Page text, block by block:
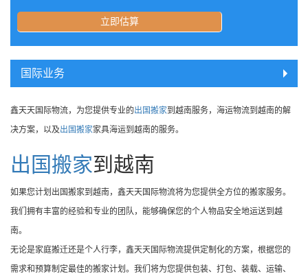
立即估算
国际业务
鑫天天国际物流，为您提供专业的出国搬家到越南服务，海运物流到越南的解
决方案，以及出国搬家家具海运到越南的服务。
出国搬家到越南
如果您计划出国搬家到越南，鑫天天国际物流将为您提供全方位的搬家服务。
我们拥有丰富的经验和专业的团队，能够确保您的个人物品安全地运送到越
南。
无论是家庭搬迁还是个人行李，鑫天天国际物流提供定制化的方案，根据您的
需求和预算制定最佳的搬家计划。我们将为您提供包装、打包、装载、运输、